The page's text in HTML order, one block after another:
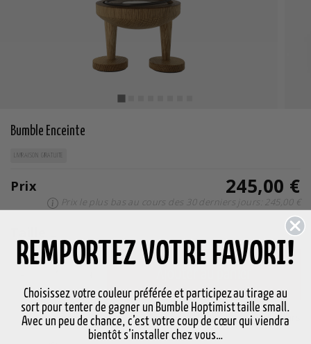
Bumble Enceinte
LIVRAISON GRATUITE
Prix 245,00 €
Prix le plus bas au cours des 30 derniers jours: 245,00 €
En stock Livraison en 3-5 jours
REMPORTEZ VOTRE FAVORI!
Choisissez votre couleur préférée et participez au tirage au
sort pour tenter de gagner un Bumble Hoptimist taille small.
Avec un peu de chance, c’est votre coup de cœur qui viendra
bientôt s’installer chez vous…